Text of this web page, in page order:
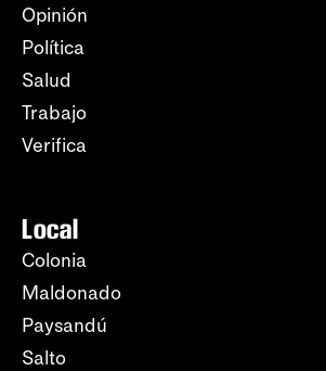
Opinión
Política
Salud
Trabajo
Verifica
Local
Colonia
Maldonado
Paysandú
Salto